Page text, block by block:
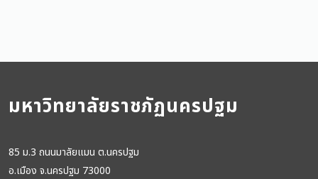
มหาวิทยาลัยราชภัฏนครปฐม
85 ม.3 ถนนมาลัยแมน ต.นครปฐม
อ.เมือง จ.นครปฐม 73000